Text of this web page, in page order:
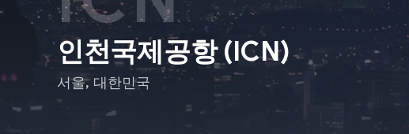
인천국제공항(ICN)
서울, 대한민국